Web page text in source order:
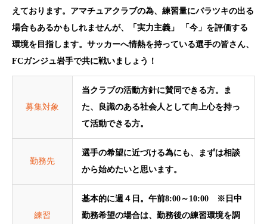
えております。アマチュアクラブの為、練習量にバラツキの出る
場合もあるかもしれませんが、「実力主義」 「今」を評価する
環境を目指します。サッカーへ情熱を持っている選手の皆さん、
FCガンジュ岩手で共に戦いましょう！
募集対象
当クラブの活動方針に賛同できる方。ま
た、良識のある社会人として向上心を持っ
て活動できる方。
勤務先
選手の希望に近づける為にも、まずは相談
から始めたいと思います。
練習
基本的に週４日。午前8:00～10:00 ※日中
勤務希望の場合は、勤務後の練習環境を調